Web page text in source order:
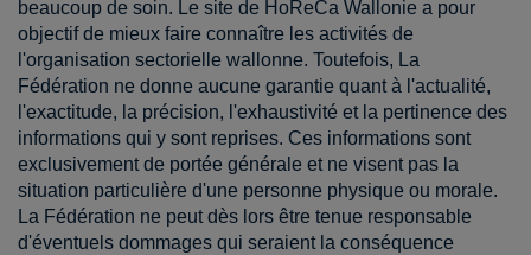
beaucoup de soin. Le site de HoReCa Wallonie a pour
objectif de mieux faire connaître les activités de
l'organisation sectorielle wallonne. Toutefois, La
Fédération ne donne aucune garantie quant à l'actualité,
l'exactitude, la précision, l'exhaustivité et la pertinence des
informations qui y sont reprises. Ces informations sont
exclusivement de portée générale et ne visent pas la
situation particulière d'une personne physique ou morale.
La Fédération ne peut dès lors être tenue responsable
d'éventuels dommages qui seraient la conséquence